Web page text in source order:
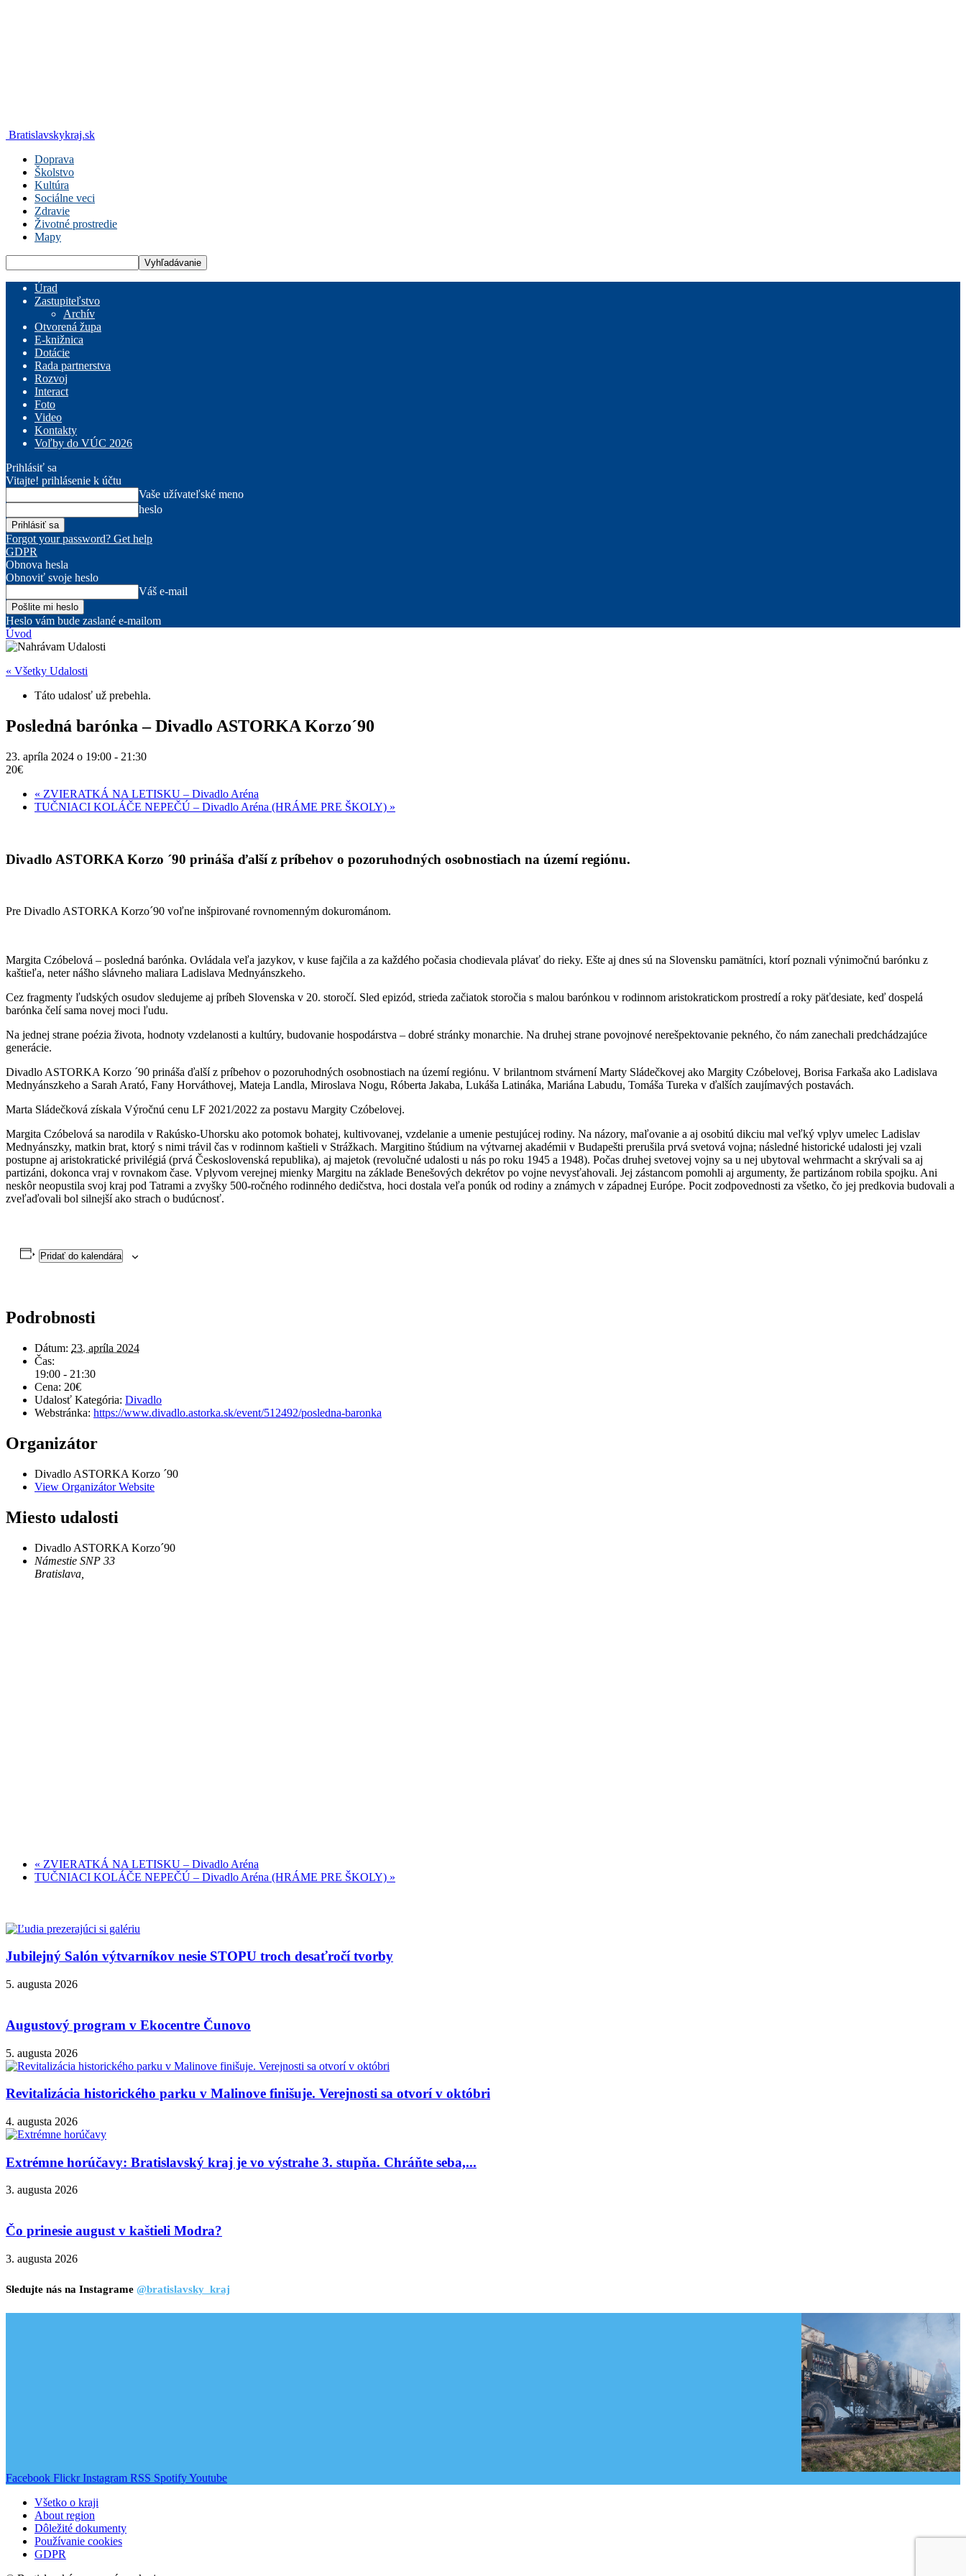
Bratislavskykraj.sk
Doprava
Školstvo
Kultúra
Sociálne veci
Zdravie
Životné prostredie
Mapy
Úrad
Zastupiteľstvo
Archív
Otvorená župa
E-knižnica
Dotácie
Rada partnerstva
Rozvoj
Interact
Foto
Video
Kontakty
Voľby do VÚC 2026
Prihlásiť sa
Vitajte! prihlásenie k účtu
Vaše užívateľské meno
heslo
Forgot your password? Get help
GDPR
Obnova hesla
Obnoviť svoje heslo
Váš e-mail
Heslo vám bude zaslané e-mailom
Úvod
« Všetky Udalosti
Táto udalosť už prebehla.
Posledná barónka – Divadlo ASTORKA Korzo´90
23. apríla 2024 o 19:00 - 21:30
20€
« ZVIERATKÁ NA LETISKU – Divadlo Aréna
TUČNIACI KOLÁČE NEPEČÚ – Divadlo Aréna (HRÁME PRE ŠKOLY) »
Divadlo ASTORKA Korzo ´90 prináša ďalší z príbehov o pozoruhodných osobnostiach na území regiónu.
Pre Divadlo ASTORKA Korzo´90 voľne inšpirované rovnomenným dokurománom.
Margita Czóbelová – posledná barónka. Ovládala veľa jazykov, v kuse fajčila a za každého počasia chodievala plávať do rieky. Ešte aj dnes sú na Slovensku pamätníci, ktorí poznali výnimočnú barónku z
kaštieľa, neter nášho slávneho maliara Ladislava Mednyánszkeho.
Cez fragmenty ľudských osudov sledujeme aj príbeh Slovenska v 20. storočí. Sled epizód, strieda začiatok storočia s malou barónkou v rodinnom aristokratickom prostredí a roky päťdesiate, keď dospelá
barónka čelí sama novej moci ľudu.
Na jednej strane poézia života, hodnoty vzdelanosti a kultúry, budovanie hospodárstva – dobré stránky monarchie. Na druhej strane povojnové nerešpektovanie pekného, čo nám zanechali predchádzajúce
generácie.
Divadlo ASTORKA Korzo ´90 prináša ďalší z príbehov o pozoruhodných osobnostiach na území regiónu. V brilantnom stvárnení Marty Sládečkovej ako Margity Czóbelovej, Borisa Farkaša ako Ladislava
Mednyánszkeho a Sarah Arató, Fany Horváthovej, Mateja Landla, Miroslava Nogu, Róberta Jakaba, Lukáša Latináka, Mariána Labudu, Tomáša Tureka v ďalších zaujímavých postavách.
Marta Sládečková získala Výročnú cenu LF 2021/2022 za postavu Margity Czóbelovej.
Margita Czóbelová sa narodila v Rakúsko-Uhorsku ako potomok bohatej, kultivovanej, vzdelanie a umenie pestujúcej rodiny. Na názory, maľovanie a aj osobitú dikciu mal veľký vplyv umelec Ladislav
Mednyánszky, matkin brat, ktorý s nimi trávil čas v rodinnom kaštieli v Strážkach. Margitino štúdium na výtvarnej akadémii v Budapešti prerušila prvá svetová vojna; následné historické udalosti jej vzali
postupne aj aristokratické privilégiá (prvá Československá republika), aj majetok (revolučné udalosti u nás po roku 1945 a 1948). Počas druhej svetovej vojny sa u nej ubytoval wehrmacht a skrývali sa aj
partizáni, dokonca vraj v rovnakom čase. Vplyvom verejnej mienky Margitu na základe Benešových dekrétov po vojne nevysťahovali. Jej zástancom pomohli aj argumenty, že partizánom robila spojku. Ani
neskôr neopustila svoj kraj pod Tatrami a zvyšky 500-ročného rodinného dedičstva, hoci dostala veľa ponúk od rodiny a známych v západnej Európe. Pocit zodpovednosti za všetko, čo jej predkovia budovali a
zveľaďovali bol silnejší ako strach o budúcnosť.
Pridať do kalendára
Podrobnosti
Dátum: 23. apríla 2024
Čas:
19:00 - 21:30
Cena: 20€
Udalosť Kategória: Divadlo
Webstránka: https://www.divadlo.astorka.sk/event/512492/posledna-baronka
Organizátor
Divadlo ASTORKA Korzo ´90
View Organizátor Website
Miesto udalosti
Divadlo ASTORKA Korzo´90
Námestie SNP 33
Bratislava
« ZVIERATKÁ NA LETISKU – Divadlo Aréna
TUČNIACI KOLÁČE NEPEČÚ – Divadlo Aréna (HRÁME PRE ŠKOLY) »
Jubilejný Salón výtvarníkov nesie STOPU troch desaťročí tvorby
5. augusta 2026
Augustový program v Ekocentre Čunovo
5. augusta 2026
Revitalizácia historického parku v Malinove finišuje. Verejnosti sa otvorí v októbri
4. augusta 2026
Extrémne horúčavy: Bratislavský kraj je vo výstrahe 3. stupňa. Chráňte seba,...
3. augusta 2026
Čo prinesie august v kaštieli Modra?
3. augusta 2026
Sledujte nás na Instagrame @bratislavsky_kraj
Facebook Flickr Instagram RSS SpotifyYoutube
Všetko o kraji
About region
Dôležité dokumenty
Používanie cookies
GDPR